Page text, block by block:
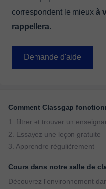
correspondent le mieux à
rappellera.
Demande d'aide
Comment Classgap
1. filtrer et trouver un
2. Essayez une leçon gratuite
3. Apprendre régulièrement
Cours dans notre salle de
Découvrez l'environnement